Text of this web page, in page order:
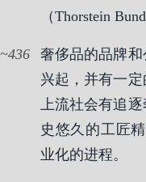
（Thorstein
436
奢侈品的品牌和
兴起，并有一
上流社会有追
史悠久的工匠
业化的进程。